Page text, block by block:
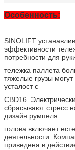
Особенность:
SINOLIFT
эффективности
потребности для
тележка паллета
тяжелые грузы
усталост с
CBD16.
сбрасывают стресс
дизайн румпеля
голова включает
деятельности.
приведена в